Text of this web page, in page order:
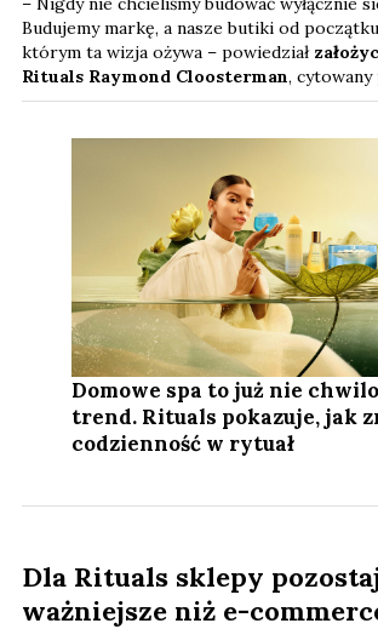
Budujemy markę, a nasze butiki od
którym ta wizja ożywa – powiedział
Rituals Raymond Cloosterman,
Domowe spa to już nie
trend. Rituals pokazuje, jak
codzienność w rytuał
Dla Rituals sklepy
ważniejsze niż e-